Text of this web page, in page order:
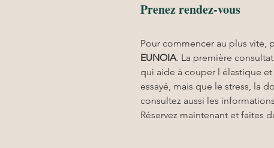
Prenez rendez-vous
Pour commencer au plus vite,
EUNOIA. La première
qui aide à couper l élastique
essayé, mais que le stress, la
consultez aussi les
Réservez maintenant et faites